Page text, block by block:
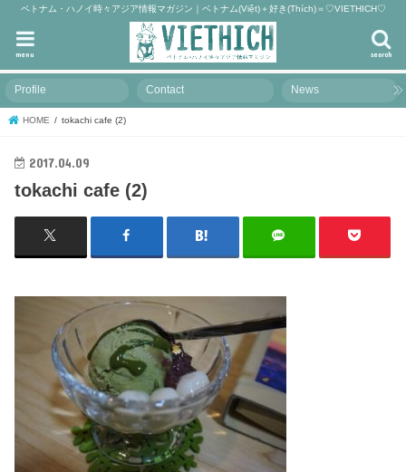
ベトナム・ハノイ時々アジア情報マガジン｜ベトナム(Việt)＋好き(Thích)＝♡VIETHICH♡
search
menu
Profile Contact News
HOME tokachi cafe (2)
2017.04.09
tokachi cafe (2)